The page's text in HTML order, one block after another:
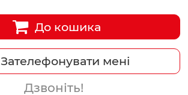
До кошика
Зателефонувати мені
Дзвоніть!